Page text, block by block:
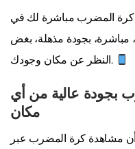
كرة المضرب مباشرة لك في
مباشرة، بجودة مذهلة، بغض
النظر عن مكان وجودك.
بجودة عالية من أي
مكان
أن مشاهدة كرة المضرب عبر